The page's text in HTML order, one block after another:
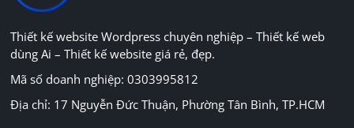
Thiết kế website Wordpress chuyên nghiệp – Thiết kế web
dùng Ai – Thiết kế website giá rẻ, đẹp.
Mã số doanh nghiệp: 0303995812
Địa chỉ: 17 Nguyễn Đức Thuận, Phường Tân Bình, TP.HCM